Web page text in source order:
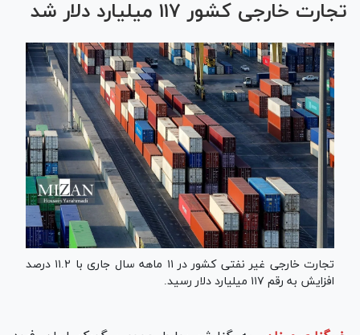
تجارت خارجی کشور ۱۱۷ میلیارد دلار شد
تجارت خارجی غیر نفتی کشور در ۱۱ ماهه سال جاری با ۱۱.۲ درصد
افزایش به رقم ۱۱۷ میلیارد دلار رسید.